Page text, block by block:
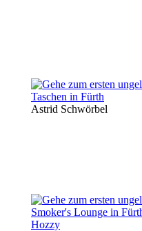
Taschen in Fürth
Astrid Schwörbel
Smoker's Lounge in
Hozzy